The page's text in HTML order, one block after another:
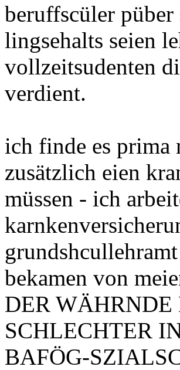
beruffscüler püber
lingsehalts seien
vollzeitsudenten
verdient.
ich finde es prima
zusätzlich eien
müssen - ich
bekamen von
DER
SCHLECHTER
BAFÖG-